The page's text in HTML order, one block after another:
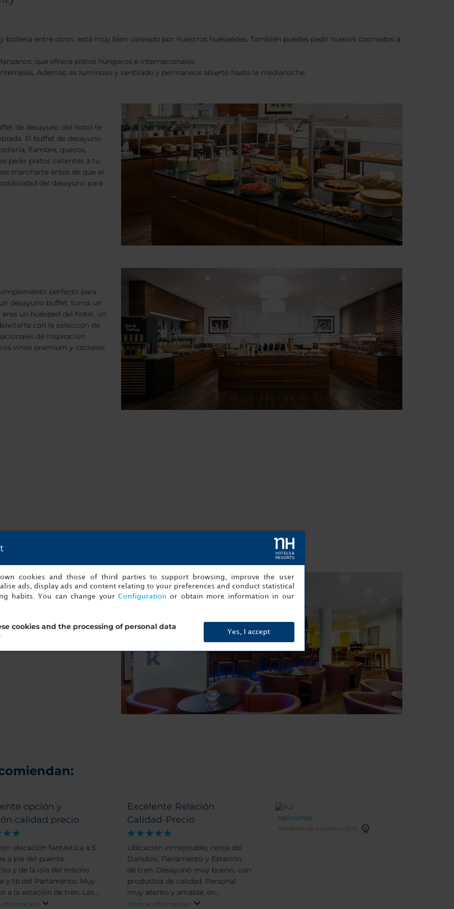
bollería entre otros, está muy bien valorado por nuestros huéspedes. También puedes pedir huevos cocinados a
que ofrece platos húngaros e internacionales.
Además, es luminoso y ventilado y permanece abierto hasta la medianoche.
de desayuno del hotel te
El buffet de desayuno
fiambre, quesos,
pedir platos calientes a tu
marcharte antes de que el
del desayuno para
perfecto para
desayuno buffet, toma un
un huésped del hotel, un
con la selección de
de inspiración
vinos premium y cócteles
crean un ambiente
También puedes probar
un cóctel de nuestra
puedes ver los
opción y
calidad precio
ubicación fantástica a 5
a pie del puente
y de la isla del mismo
y tb del Parlamento. Muy
a la estación de tren. Las
son amplias, con
información
Excelente Relación
Calidad-Precio
Ubicación inmejorable, cerca del
Danubio, Parlamento y Estación
de tren. Desayuno muy bueno, con
productos de calidad. Personal
muy atento y amable, en
Recepción, Pisos y Restaurante.
Mostrar información
opiniones
Certificado de Excelencia 2025
cookies and those of third parties to support browsing, improve the user
ads, display ads and content relating to your preferences and conduct statistical
habits. You can change your Configuration or obtain more information in our
cookies and the processing of personal data
Yes, I accept